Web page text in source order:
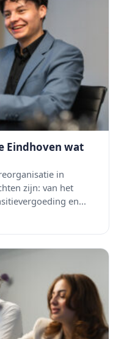
Eindhoven wat
in
zijn: van het
en...